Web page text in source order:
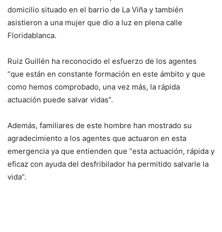
domicilio situado en el barrio de La Viña y también
asistieron a una mujer que dio a luz en plena calle
Floridablanca.
Ruiz Guillén ha reconocido el esfuerzo de los agentes
“que están en constante formación en este ámbito y que
como hemos comprobado, una vez más, la rápida
actuación puede salvar vidas”.
Además, familiares de este hombre han mostrado su
agradecimiento a los agentes que actuaron en esta
emergencia ya que entienden que “esta actuación, rápida y
eficaz con ayuda del desfribilador ha permitido salvarle la
vida”.